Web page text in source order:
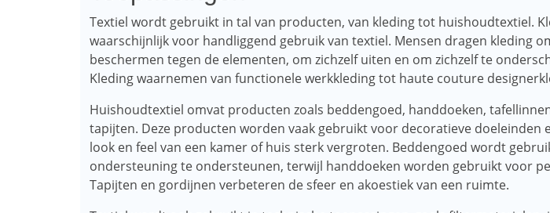
Textiel wordt gebruikt in tal van producten, van kleding tot huishoudtextiel.
waarschijnlijk voor handliggend gebruik van textiel. Mensen dragen kleding
beschermen tegen de elementen, om zichzelf uiten en om zichzelf te
Kleding waarnemen van functionele werkkleding tot haute couture
Huishoudtextiel omvat producten zoals beddengoed, handdoeken,
tapijten. Deze producten worden vaak gebruikt voor decoratieve doeleinden
look en feel van een kamer of huis sterk vergroten. Beddengoed wordt
ondersteuning te ondersteunen, terwijl handdoeken worden gebruikt voor
Tapijten en gordijnen verbeteren de sfeer en akoestiek van een ruimte.